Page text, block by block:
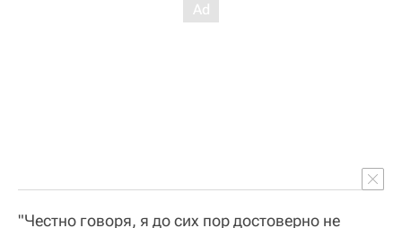
"Честно говоря, я до сих пор достоверно не